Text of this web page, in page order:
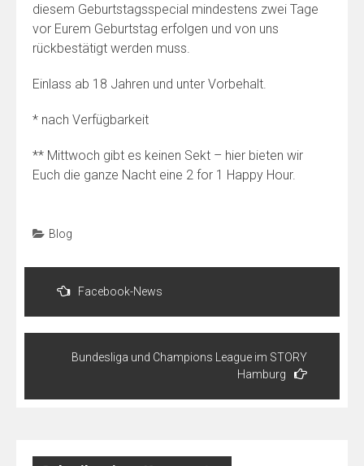
diesem Geburtstagsspecial mindestens zwei Tage
vor Eurem Geburtstag erfolgen und von uns
rückbestätigt werden muss.
Einlass ab 18 Jahren und unter Vorbehalt.
* nach Verfügbarkeit
** Mittwoch gibt es keinen Sekt – hier bieten wir
Euch die ganze Nacht eine 2 for 1 Happy Hour.
Blog
Beitragsnavigation
Facebook-News
Bundesliga und Champions League im STORY
Hamburg